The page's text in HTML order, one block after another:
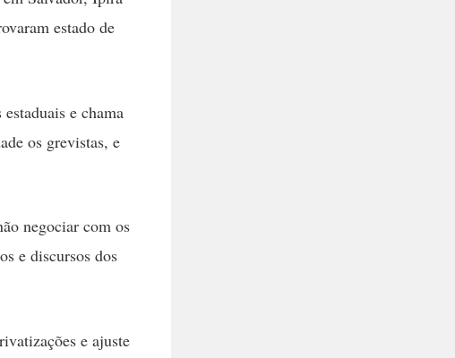
estado de
e chama
os grevistas, e
negociar com os
e discursos dos
e ajuste